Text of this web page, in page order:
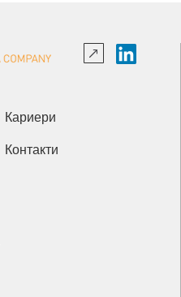
Кариери
Контакти